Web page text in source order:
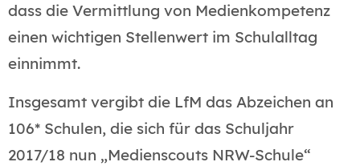
dass die Vermittlung von Medienkompetenz
einen wichtigen Stellenwert im Schulalltag
einnimmt.
Insgesamt vergibt die LfM das Abzeichen an
106* Schulen, die sich für das Schuljahr
2017/18 nun „Medienscouts NRW-Schule“